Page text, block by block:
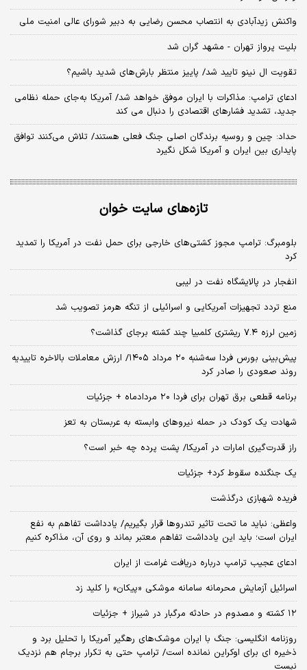
واکنش زیدآبادی به انتصاب محسن رضایی به دبیر شورای عالی امنیت ملی
بلیت پرواز تهران - مشهد گران شد
تقویت ال نینو تایید شد/ پاییز منتظر بارش‌های شدید باشیم؟
ادعای ترامپ: مذاکرات با ایران موفق خواهد شد/ آمریکا به‌جای حمله نظامی
جدید، تشدید فشارهای اقتصادی را دنبال می کند
حداد: چین و روسیه برندگان اصلی جنگ فعلی هستند/ تلاش می‌کنند توافق
پایداری بین ایران و آمریکا شکل نگیرد
تازه‌های سایت خوان
بلومبرگ: ترامپ مجوز کشتی‌های خارجی برای حمل نفت در آمریکا را تمدید
کرد
انفجار در پالایشگاه نفت در لیبی
منع تردد تجهیزات آمریکایی و اسرائیلی از تنگه هرمز تصویب شد
زمین لرزه ۷.۴ ریشتری کلمبیا چند کشته برجای گذاشت؟
پیش‌بینی بورس فردا سه‌شنبه ۲۰ مرداد ۱۴۰۵/ ارزش معاملات بالاخره تاییدیه
روند صعودی را صادر کرد
برنامه قطعی برق تهران برای فردا ۲۰ مردادماه + جزئیات
شهادت یک کودک در حمله نیروهای وابسته به عربستان به تعز
راز قدرت‌گیری امارات در آمریکا/ پشت پرده چه خبر است؟
یک جنگنده سقوط کرد+ جزئیات
فریده شهبازی درگذشت
واعظی: نباید ما تحت تاثیر تندروها قرار بگیریم/ یادداشت تفاهم به نفع
ایران است؛ باید این یادداشت تفاهم معتبر بماند و روی آن، مذاکره کنیم
ادعای عجیب ترامپ درباره دریافت غرامت از ایران
اسرائیل آزمایش محرمانه سامانه موشکی «پیکان» را کلید زد
۱۲ کشته و مصدوم در حادثه مرگبار در شیراز + جزئیات
روزنامه انگلیسی: جنگ با ایران موشک‌های رهگیر آمریکا را تحلیل برد و
ذخیره ای برای اوکراین نمانده است/ ترامپ حتی به تکرار برجام هم نزدیک
نیست